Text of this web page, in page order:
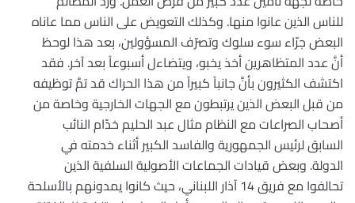
للناس الذين عانوا منها. وكذلك التعويض على الناس مما عاناه
البعض جرّاء سوء سلوك وتصرّف المسؤولين، بعد هذا لوحظ
أنَّ عدد المتظاهرين أخذ يخبو، ويتضاءل أسبوعاً بعد آخر. فقد
اكتشف الكثيرون بأنَّ جانباً كبيراً من هذا الحراك قد تمَّ توظيفه
من قبل البعض الذين يرتبطون مع الجهات الخارجية وخاصة من
أصحاب الصراعات مع النظام مثال عبد الحليم خدّام النائب
السابق لرئيس الجمهورية والفاسد الكبير أثناء خدمته في
الدولة. وبعض قيادات الجماعات الأصولية السلفية الذين
تحالفوا مع فريق 14 آذار اللبناني، حيث كانوا يمدونهم بالأسلحة